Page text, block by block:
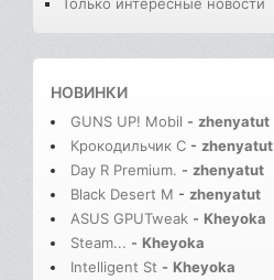
Только интересные новости
НОВИНКИ
GUNS UP! Mobil - zhenyatut
Крокодильчик С - zhenyatut
Day R Premium. - zhenyatut
Black Desert M - zhenyatut
ASUS GPUTweak - Kheyoka
Steam... - Kheyoka
Intelligent St - Kheyoka